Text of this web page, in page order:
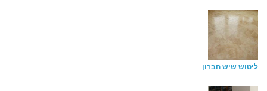
ליטוש שיש חברון